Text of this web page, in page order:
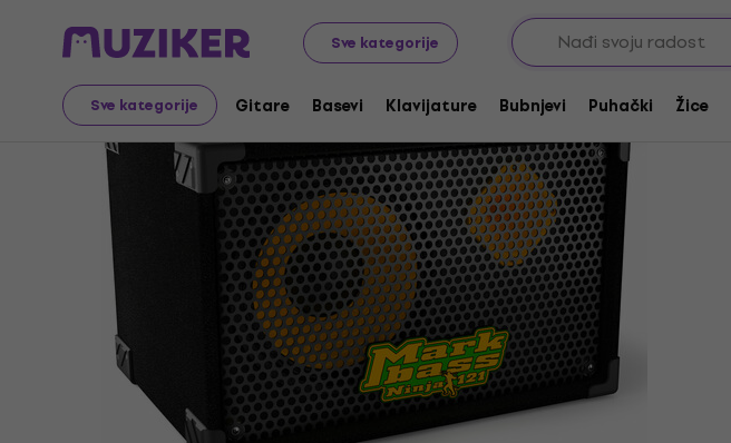
Sve kategorije
Sve kategorije Gitare Basevi Klavijature Bubnjevi Puhački Žice
Glazbeni instrumenti Bas zvučne kutije Bas zvučne kutije 1x zvučnik
Prodaja je završila